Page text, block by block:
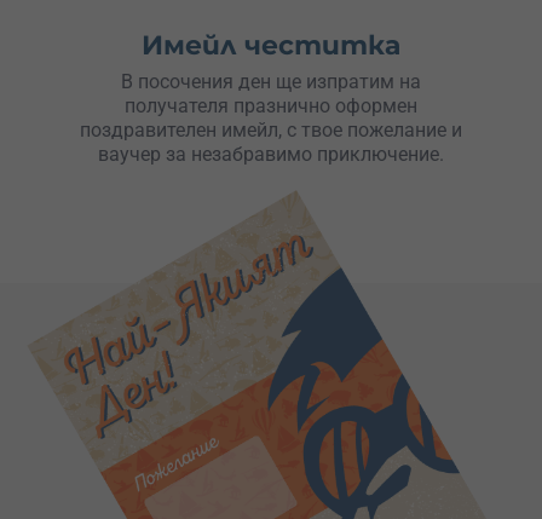
Имейл честитка
В посочения ден ще изпратим на
получателя празнично оформен
поздравителен имейл, с твое пожелание и
ваучер за незабравимо приключение.